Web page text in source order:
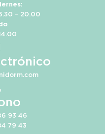
– 20.00
93 46
79 43